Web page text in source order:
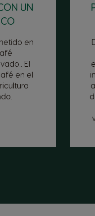
UN
en
El
en el